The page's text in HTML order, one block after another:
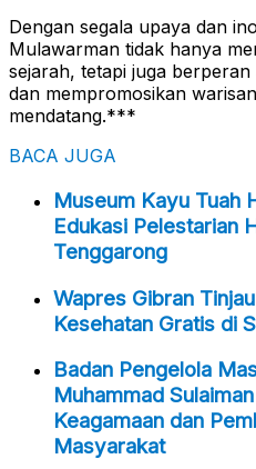
Dengan segala upaya dan
Mulawarman tidak hanya
sejarah, tetapi juga
dan mempromosikan
mendatang.***
BACA JUGA
Museum Kayu Tuah
Edukasi Pelestarian
Tenggarong
Wapres Gibran
Kesehatan Gratis di
Badan Pengelola
Muhammad
Keagamaan dan
Masyarakat